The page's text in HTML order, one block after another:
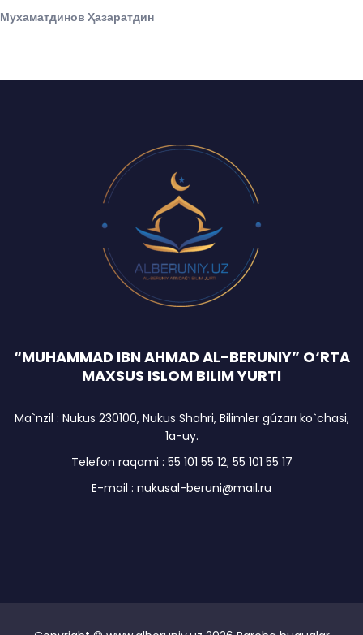
Мухаматдинов Ҳазаратдин
“MUHAMMAD IBN AHMAD AL-BERUNIY” O‘RTA
MAXSUS ISLOM BILIM YURTI
Ma`nzil : Nukus 230100, Nukus Shahri, Bilimler gúzarı ko`chasi,
1a-uy.
Telefon raqami : 55 101 55 12; 55 101 55 17
E-mail : nukusal-beruni@mail.ru